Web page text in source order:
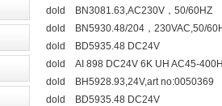
dold BN3081.63,AC230V，50/60HZ
dold BN5930.48/204，230VAC,50/
dold BD5935.48 DC24V
dold AI 898 DC24V 6K UH AC45-
dold BH5928.93,24V,art no:0050369
dold BD5935.48 DC24V